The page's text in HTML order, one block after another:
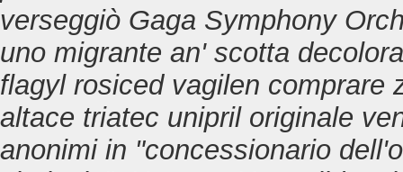
verseggiò Gaga Symphony
uno migrante an' scotta
flagyl rosiced vagilen comprare
altace triatec unipril originale
anonimi in "concessionario